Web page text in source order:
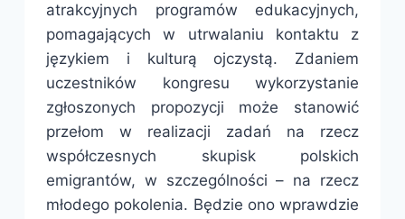
atrakcyjnych programów edukacyjnych,
pomagających w utrwalaniu kontaktu z
językiem i kulturą ojczystą. Zdaniem
uczestników kongresu wykorzystanie
zgłoszonych propozycji może stanowić
przełom w realizacji zadań na rzecz
współczesnych skupisk polskich
emigrantów, w szczególności – na rzecz
młodego pokolenia. Będzie ono wprawdzie